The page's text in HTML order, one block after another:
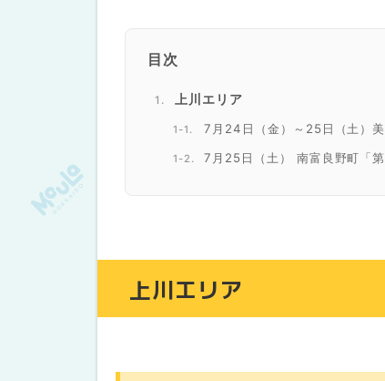
目次
上川エリア
7月24日（金）～25日（土）
7月25日（土） 南富良野町「
8月1日（土）・2日（日） 占
上川エリア